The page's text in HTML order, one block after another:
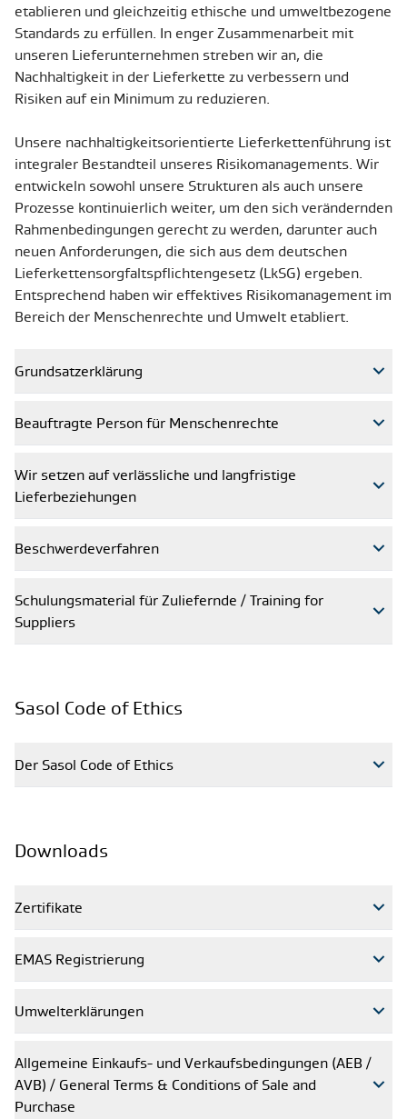
etablieren und gleichzeitig ethische und umweltbezogene
Standards zu erfüllen. In enger Zusammenarbeit mit
unseren Lieferunternehmen streben wir an, die
Nachhaltigkeit in der Lieferkette zu verbessern und
Risiken auf ein Minimum zu reduzieren.
Unsere nachhaltigkeitsorientierte Lieferkettenführung ist
integraler Bestandteil unseres Risikomanagements. Wir
entwickeln sowohl unsere Strukturen als auch unsere
Prozesse kontinuierlich weiter, um den sich verändernden
Rahmenbedingungen gerecht zu werden, darunter auch
neuen Anforderungen, die sich aus dem deutschen
Lieferkettensorgfaltspflichtengesetz (LkSG) ergeben.
Entsprechend haben wir effektives Risikomanagement im
Bereich der Menschenrechte und Umwelt etabliert.
Grundsatzerklärung
Beauftragte Person für Menschenrechte
Wir setzen auf verlässliche und langfristige
Lieferbeziehungen
Beschwerdeverfahren
Schulungsmaterial für Zuliefernde / Training for
Suppliers
Sasol Code of Ethics
Der Sasol Code of Ethics
Downloads
Zertifikate
EMAS Registrierung
Umwelterklärungen
Allgemeine Einkaufs- und Verkaufsbedingungen (AEB /
AVB) / General Terms & Conditions of Sale and
Purchase